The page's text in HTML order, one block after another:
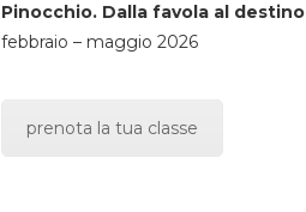
Pinocchio. Dalla favola al destino
febbraio – maggio 2026
prenota la tua classe